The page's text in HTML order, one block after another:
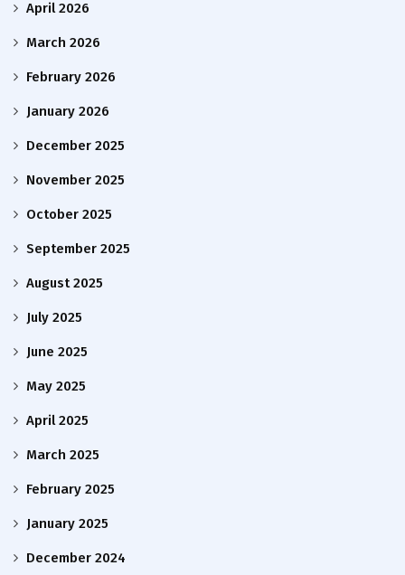
April 2026
March 2026
February 2026
January 2026
December 2025
November 2025
October 2025
September 2025
August 2025
July 2025
June 2025
May 2025
April 2025
March 2025
February 2025
January 2025
December 2024